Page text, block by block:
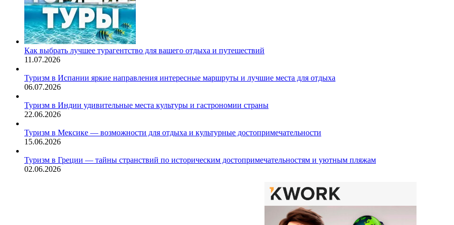
Как выбрать лучшее турагентство для вашего отдыха и путешествий
11.07.2026
Туризм в Испании яркие направления интересные маршруты и лучшие места для отдыха
06.07.2026
Туризм в Индии удивительные места культуры и гастрономии страны
22.06.2026
Туризм в Мексике — возможности для отдыха и культурные достопримечательности
15.06.2026
Туризм в Греции — тайны странствий по историческим достопримечательностям и уютным пляжам
02.06.2026